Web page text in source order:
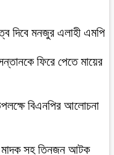
দিবে মনজুর এলাহী এমপি
ফিরে পেতে মায়ের
বিএনপির আলোচনা
মাদক সহ তিনজন আটক